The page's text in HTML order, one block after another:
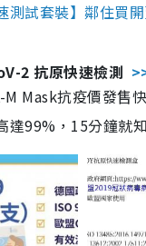
測試套裝】鄰住買
2 抗原快速檢測
M Mask抗疫價發售
達99%，15分鐘就